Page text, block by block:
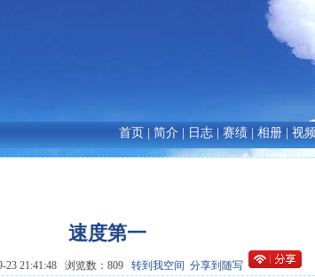
首页 简介 日志 赛绩 相册 视频
速度第一
23 21:41:48 浏览数：809 转到我空间 分享到随写